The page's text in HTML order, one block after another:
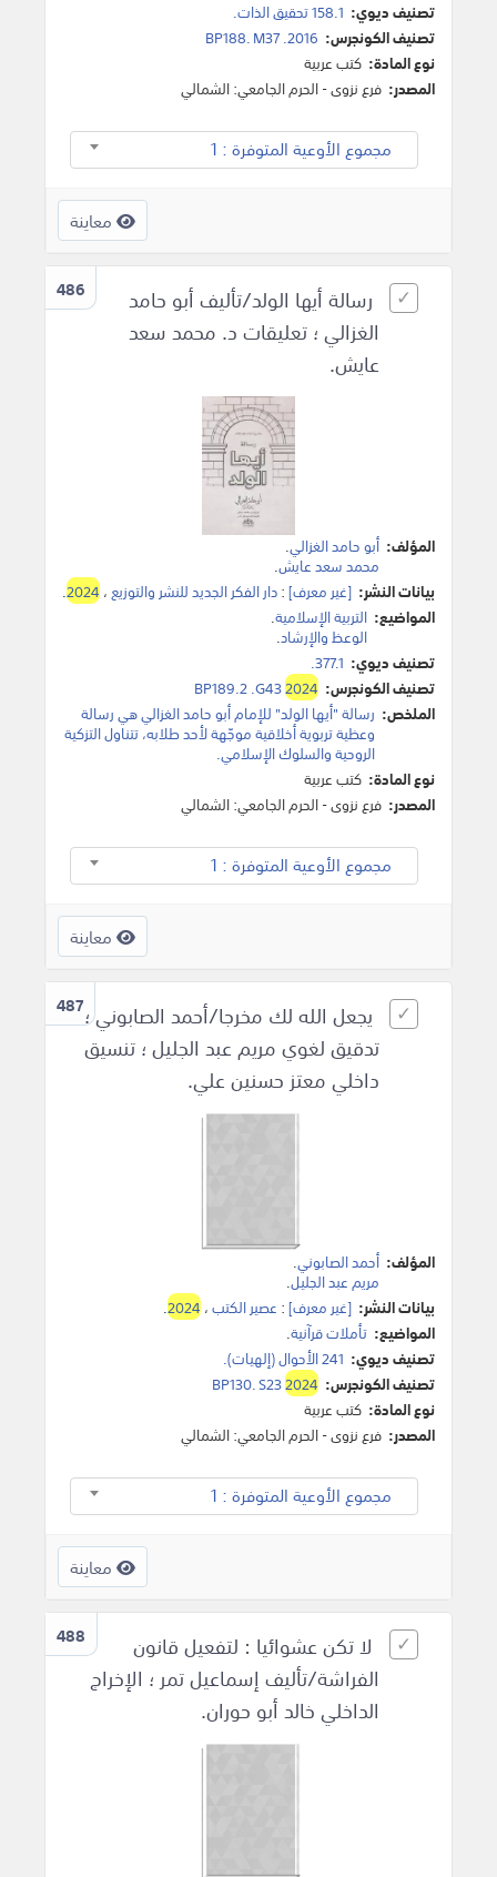
تصنيف ديوي: 158.1 تحقيق الذات.
تصنيف الكونجرس: BP188. M37 .2016
نوع المادة: كتب عربية
المصدر: فرع نزوى - الحرم الجامعي: الشمالي
مجموع الأوعية المتوفرة : 1
معاينة
486
رسالة أيها الولد/تأليف أبو حامد
الغزالي ؛ تعليقات د. محمد سعد
عايش.
المؤلف: أبو حامد الغزالي.
محمد سعد عايش.
بيانات النشر: [غير معرف]:دار الفكر الجديد للنشر والتوزيع،2024
.
المواضيع: التربية الإسلامية.
الوعظ والإرشاد.
تصنيف ديوي: 377.1.
تصنيف الكونجرس:
BP189.2 .G432024
الملخص: رسالة "أيها الولد" للإمام أبو حامد الغزالي هي رسالة
وعظية تربوية أخلاقية موجّهة لأحد طلابه، تتناول التزكية
الروحية والسلوك الإسلامي.
نوع المادة: كتب عربية
المصدر: فرع نزوى - الحرم الجامعي: الشمالي
مجموع الأوعية المتوفرة : 1
معاينة
487يجعل الله لك مخرجا/أحمد الصابوني ؛
تدقيق لغوي مريم عبد الجليل ؛ تنسيق
داخلي معتز حسنين علي.
المؤلف: أحمد الصابوني.
مريم عبد الجليل.
بيانات النشر: [غير معرف]: عصير الكتب،2024
.
المواضيع: تأملات قرآنية.
تصنيف ديوي: 241 الأحوال (إلهيات).
تصنيف الكونجرس:
BP130. S232024
نوع المادة: كتب عربية
المصدر: فرع نزوى - الحرم الجامعي: الشمالي
مجموع الأوعية المتوفرة : 1
معاينة
488
لا تكن عشوائيا : لتفعيل قانون
الفراشة/تأليف إسماعيل تمر ؛ الإخراج
الداخلي خالد أبو حوران.